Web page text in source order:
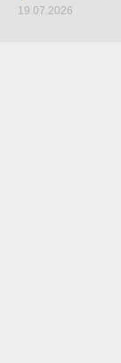
19.07.2026